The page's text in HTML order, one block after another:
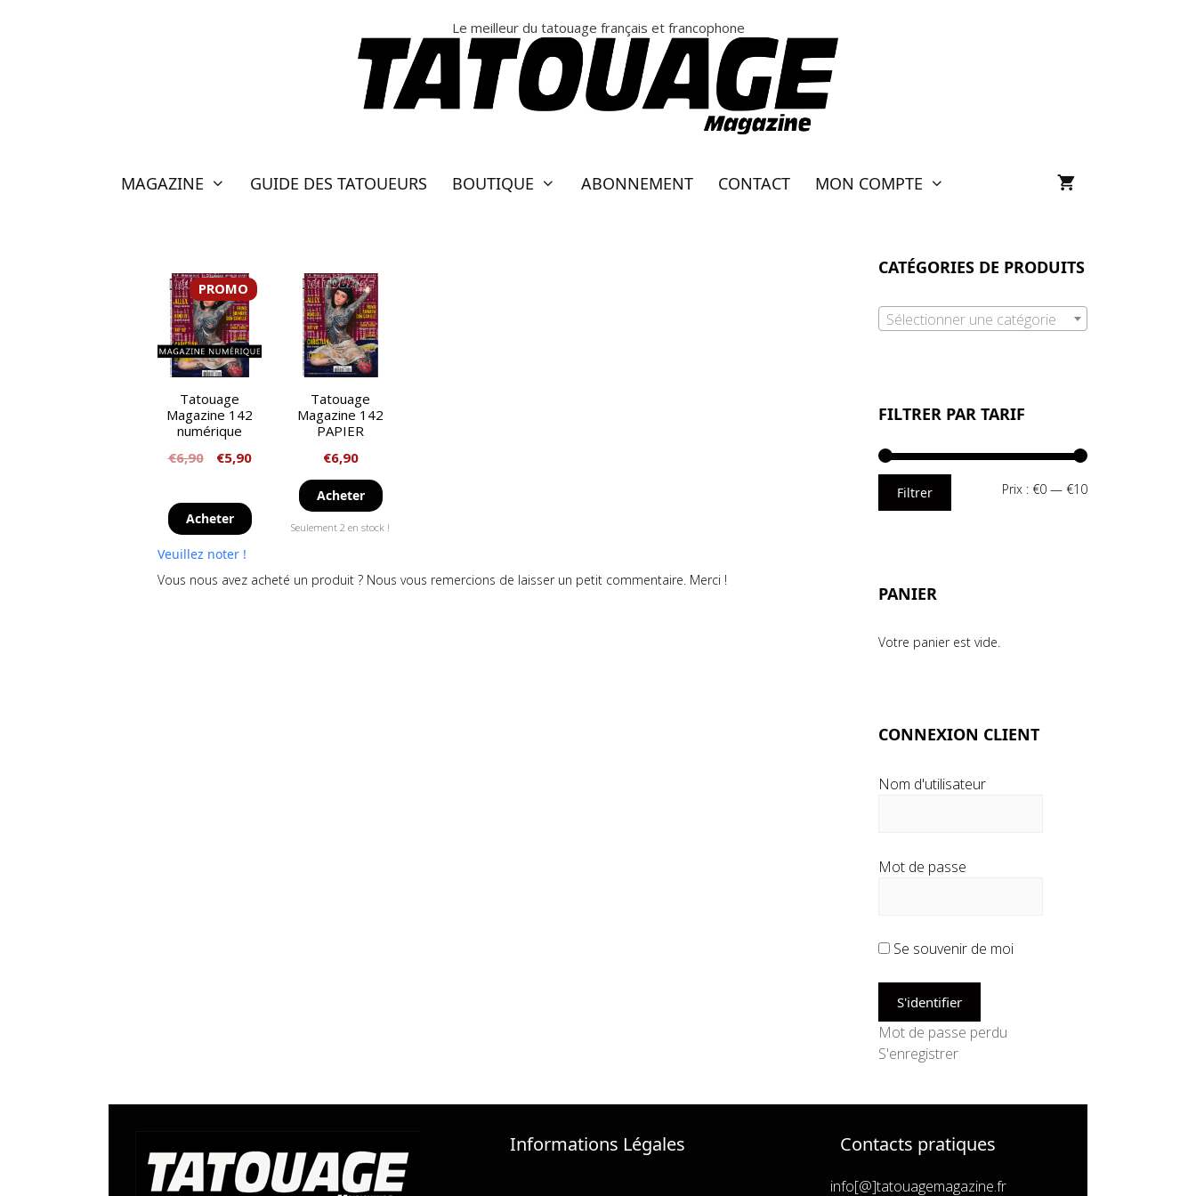
Le meilleur du tatouage français et francophone
MAGAZINE GUIDE DES TATOUEURS BOUTIQUE ABONNEMENT CONTACT MON COMPTE
PROMO
Tatouage
Magazine 142
numérique
€6,90 €5,90
Acheter
Tatouage
Magazine 142
PAPIER
€6,90
Acheter
Seulement 2 en stock !
Veuillez noter !
Vous nous avez acheté un produit ? Nous vous remercions de laisser un petit commentaire. Merci !
CATÉGORIES DE PRODUITS
Sélectionner une catégorie
FILTRER PAR TARIF
Prix
Prix
Filtrer Prix : €0 — €10
PANIER
Votre panier est vide.
CONNEXION CLIENT
Nom d'utilisateur
Mot de passe
Se souvenir de moi
Mot de passe perdu
S'enregistrer
Informations Légales Contacts pratiques
info[@]tatouagemagazine.fr